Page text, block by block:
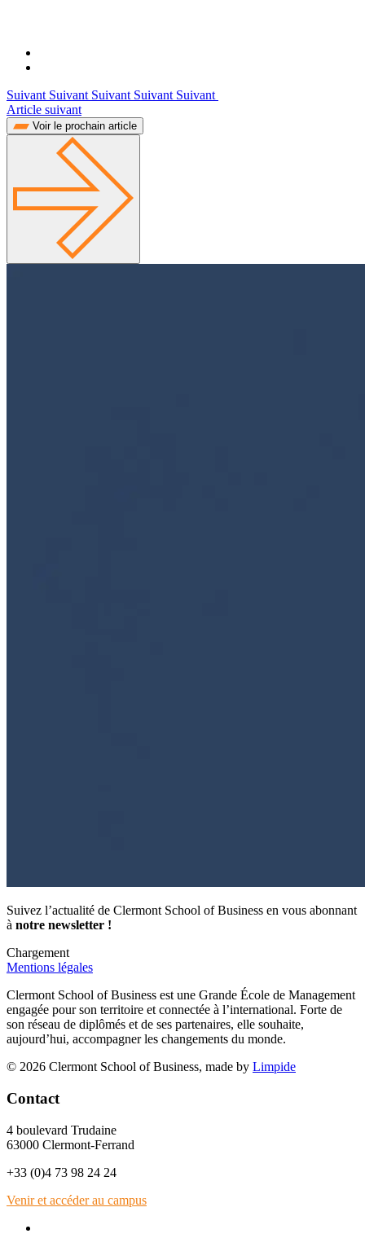
Suivant Suivant Suivant Suivant Suivant
Article suivant
Voir le prochain article
Suivez l’actualité de Clermont School of Business en vous abonnant
à notre newsletter !
Chargement
Mentions légales
Clermont School of Business est une Grande École de Management
engagée pour son territoire et connectée à l’international. Forte de
son réseau de diplômés et de ses partenaires, elle souhaite,
aujourd’hui, accompagner les changements du monde.
© 2026 Clermont School of Business, made by Limpide
Contact
4 boulevard Trudaine
63000 Clermont-Ferrand
+33 (0)4 73 98 24 24
Venir et accéder au campus